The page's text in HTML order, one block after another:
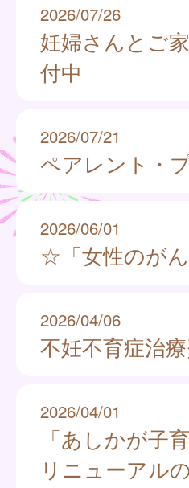
2026/07/26
妊婦さんとご
付中
2026/07/21
ペアレント・
2026/06/01
☆「女性のが
2026/04/06
不妊不育症治
2026/04/01
「あしかが子
リニューアル